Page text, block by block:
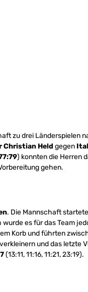
zu drei Länderspielen
Christian Held gegen
) konnten die Herren
gehen.
. Die Mannschaft
es für das Team
Korb und führten
und das letzte
(13:11, 11:16, 11:21, 23:19).